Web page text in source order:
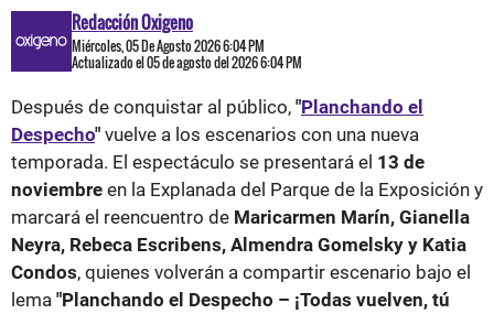
Redacción Oxigeno
Miércoles, 05 De Agosto 2026 6:04 PM
Actualizado el 05 de agosto del 2026 6:04 PM
Después de conquistar al público, "Planchando el
Despecho" vuelve a los escenarios con una nueva
temporada. El espectáculo se presentará el 13 de
noviembre en la Explanada del Parque de la Exposición y
marcará el reencuentro de Maricarmen Marín, Gianella
Neyra, Rebeca Escribens, Almendra Gomelsky y Katia
Condos, quienes volverán a compartir escenario bajo el
lema "Planchando el Despecho – ¡Todas vuelven, tú